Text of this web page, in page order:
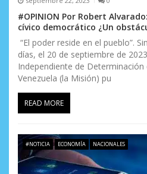
a
s
#OPINION Por Robert
cívico democrático ¿Un
“El poder reside en el pueblo”.
días, el 20 de septiembre de
Independiente de
Venezuela (la Misión) pu
READ MORE
#NOTICIA ECONOMÍA NACIONALES